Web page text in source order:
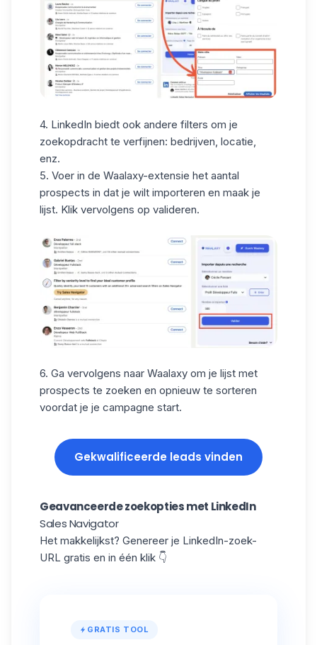
4. LinkedIn biedt ook andere filters om je
zoekopdracht te verfijnen: bedrijven, locatie,
enz.
5. Voer in de Waalaxy-extensie het aantal
prospects in dat je wilt importeren en maak je
lijst. Klik vervolgens op valideren.
6. Ga vervolgens naar Waalaxy om je lijst met
prospects te zoeken en opnieuw te sorteren
voordat je je campagne start.
Gekwalificeerde leads vinden
Geavanceerde zoekopties met LinkedIn
Sales Navigator
Het makkelijkst? Genereer je LinkedIn-zoek-
URL gratis en in één klik 👇
GRATIS TOOL